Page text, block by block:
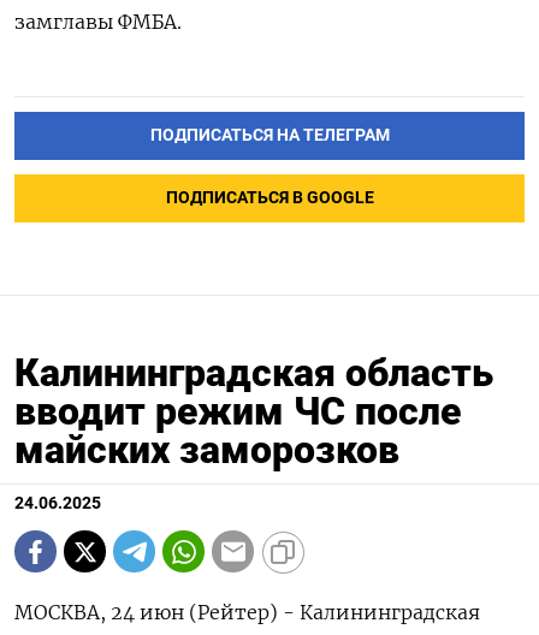
замглавы ФМБА.
ПОДПИСАТЬСЯ НА ТЕЛЕГРАМ
ПОДПИСАТЬСЯ В GOOGLE
Калининградская область
вводит режим ЧС после
майских заморозков
24.06.2025
МОСКВА, 24 июн (Рейтер) - Калининградская